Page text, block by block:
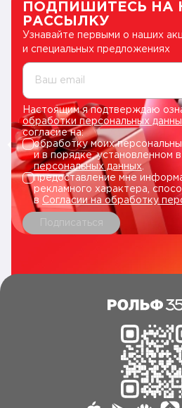
ПОДПИШИТЕСЬ НА
РАССЫЛКУ
Узнавайте первыми о наших
и специальных предложениях
Ваш email
Настоящим я подтверждаю
обработки персональных
согласие на:
обработку моих
и в порядке, установленном в
персональных данных.
предоставление мне
рекламного характера,
в Согласии на обработку
Подписаться